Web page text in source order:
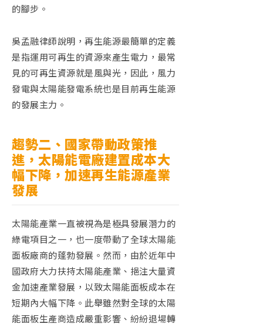
的腳步。
吳孟融律師說明，再生能源最簡單的定義
是指運用可再生的資源來產生電力，最常
見的可再生資源就是風與光，因此，風力
發電與太陽能發電系統也是目前再生能源
的發展主力。
趨勢二、國家帶動政策推
進，太陽能電廠建置成本大
幅下降，加速再生能源產業
發展
太陽能產業一直被視為是極具發展潛力的
綠電項目之一，也一度帶動了全球太陽能
面板廠商的蓬勃發展。然而，由於近年中
國政府大力扶持太陽能產業、挹注大量資
金加速產業發展，以致太陽能面板成本在
短期內大幅下降。此舉雖然對全球的太陽
能面板生產商造成嚴重影響、紛紛退場轉